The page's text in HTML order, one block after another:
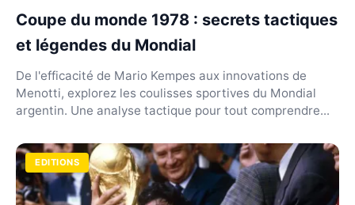
Coupe du monde 1978 : secrets tactiques
et légendes du Mondial
De l'efficacité de Mario Kempes aux innovations de
Menotti, explorez les coulisses sportives du Mondial
argentin. Une analyse tactique pour tout comprendre...
EDITIONS